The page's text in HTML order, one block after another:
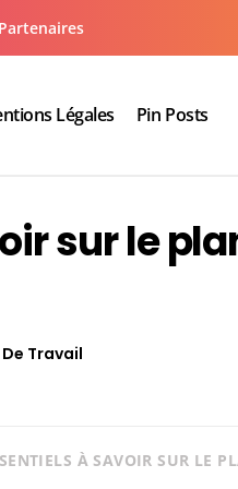
Partenaires
Légales Pin Posts
sur le
Travail
À SAVOIR SUR LE